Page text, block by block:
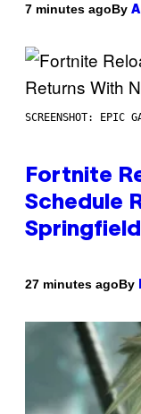
7 minutes agoBy
SCREENSHOT: EPIC
Fortnite
Schedule
27 minutes agoBy